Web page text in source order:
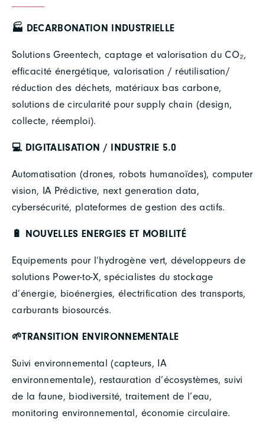
🏭 DECARBONATION INDUSTRIELLE
Solutions Greentech, captage et valorisation du CO₂,
efficacité énergétique, valorisation / réutilisation/
réduction des déchets, matériaux bas carbone,
solutions de circularité pour supply chain (design,
collecte, réemploi).
💻 DIGITALISATION / INDUSTRIE 5.0
Automatisation (drones, robots humanoïdes), computer
vision, IA Prédictive, next generation data,
cybersécurité, plateformes de gestion des actifs.
🔋 NOUVELLES ENERGIES ET MOBILITÉ
Equipements pour l’hydrogène vert, développeurs de
solutions Power-to-X, spécialistes du stockage
d’énergie, bioénergies, électrification des transports,
carburants biosourcés.
🌱TRANSITION ENVIRONNEMENTALE
Suivi environnemental (capteurs, IA
environnementale), restauration d’écosystèmes, suivi
de la faune, biodiversité, traitement de l’eau,
monitoring environnemental, économie circulaire.